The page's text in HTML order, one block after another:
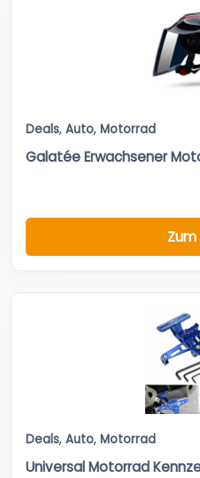
Deals, Auto, Motorrad
Galatée Erwachsener
Deals, Auto, Motorrad
Universal Motorrad